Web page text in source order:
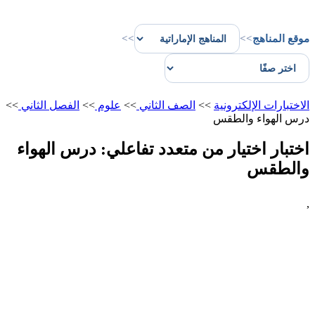
موقع المناهج>>
>>
الاختبارات الإلكترونية >> الصف الثاني >> علوم >> الفصل الثاني >>
درس الهواء والطقس
اختبار اختيار من متعدد تفاعلي: درس الهواء
والطقس